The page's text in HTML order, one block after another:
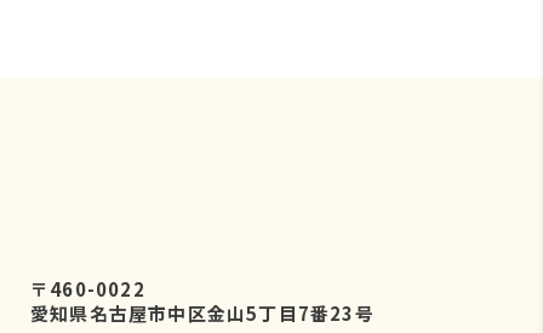
〒460-0022
愛知県名古屋市中区金山5丁目7番23号